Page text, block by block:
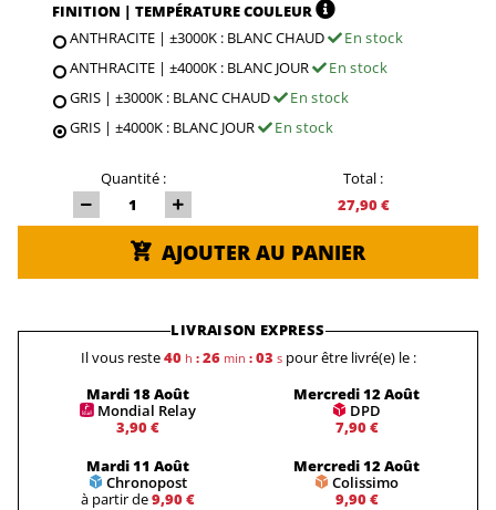
FINITION | TEMPÉRATURE COULEUR
ANTHRACITE | ±3000K : BLANC CHAUD
En stock
ANTHRACITE | ±4000K : BLANC JOUR
En stock
GRIS | ±3000K : BLANC CHAUD
En stock
GRIS | ±4000K : BLANC JOUR
En stock
Quantité :
Total :
27,90 €
AJOUTER AU PANIER
LIVRAISON EXPRESS
Il vous reste40h : 26min : 03 s pour être livré(e) le :
Mardi 18 Août
Mondial Relay
3,90 €
Mercredi 12 Août
DPD
7,90 €
Mardi 11 Août
Chronopost
à partir de9,90 €
Mercredi 12 Août
Colissimo
9,90 €